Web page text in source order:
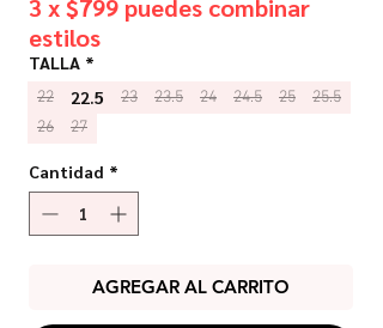
3 x $799 puedes combinar
estilos
TALLA *
22 22.5 23 23.5 24 24.5 25
25.5
26
27
Cantidad *
AGREGAR AL CARRITO